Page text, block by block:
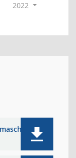
2022